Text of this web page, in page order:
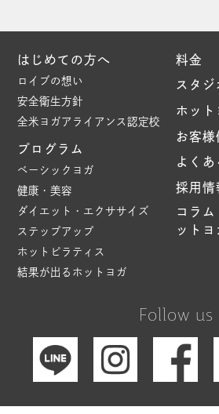
Follow us
はじめての方へ
ロイブの想い
安全衛生方針
全米ヨガアライアンス認定校
プログラム
ベーシックヨガ
健康・美容
ダイエット・エクササイズ
ステップアップ
ホットピラティス
結果が出るホットヨガ
料金
スタジ
ホット
お客様
よくあ
採用情
コラ
ットヨ